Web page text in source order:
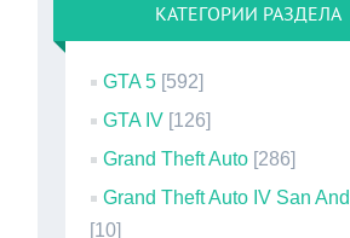
КАТЕГОРИИ РАЗДЕЛА
GTA 5 [592]
GTA IV [126]
Grand Theft Auto [286]
Grand Theft Auto IV San
[10]